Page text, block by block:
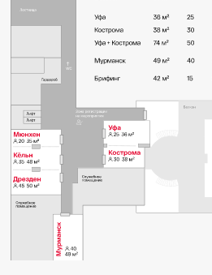
Организация
в отеле «Азимут» —
решение для
любого масштаба
сценарии, которые превосходят
ожидания, вызывают восторг и
подлинное ощущение
включает в себя организацию
корпоративных вечеров в духе
Оскар, создание атмосферы
Comedy Club, и перенос
волшебный мир сказки о
проект, реализованный нашей